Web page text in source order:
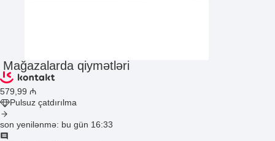
Mağazalarda qiymətləri
579 ,99 ₼
Pulsuz çatdırılma
son yenilənmə: bu gün 16:33